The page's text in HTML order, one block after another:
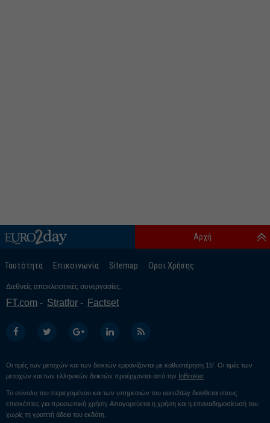
Ταυτότητα Επικοινωνία Sitemap Οροι Χρήσης
Αρχή
Διεθνείς αποκλειστικές συνεργασίες:
FT.com Stratfor Factset
Οι τιμές των μετοχών και των δεικτών εμφανίζονται με καθυστέρηση 15’. Οι τιμές των
μετοχών και των ελληνικών δεικτών προέρχονται από την InBroker
Το σύνολο του περιεχομένου και των υπηρεσιών του euro2day διατίθεται στους
επισκέπτες για προσωπική χρήση. Απαγορεύεται η χρήση και η επαναδημοσίευσή του
χωρίς τη γραπτή άδεια του εκδότη.